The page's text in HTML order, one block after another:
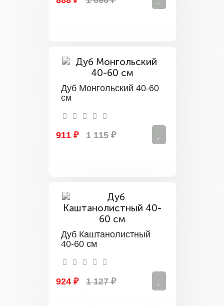
Дуб Монгольский 40-60
см
911 ₽ 1 115 ₽
Дуб Каштанолистный
40-60 см
924 ₽ 1 127 ₽